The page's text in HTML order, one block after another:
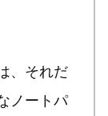
、それだ
ノートパ